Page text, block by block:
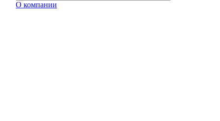
О компании